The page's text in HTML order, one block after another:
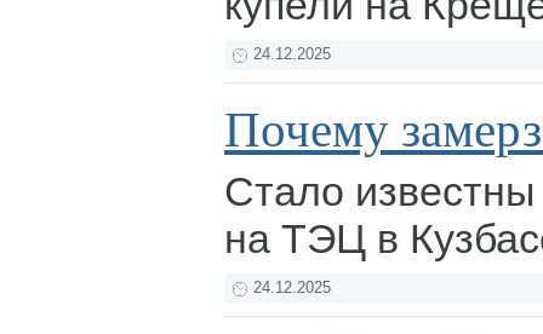
24.12.2025
Почему
Стало
на ТЭЦ в
24.12.2025